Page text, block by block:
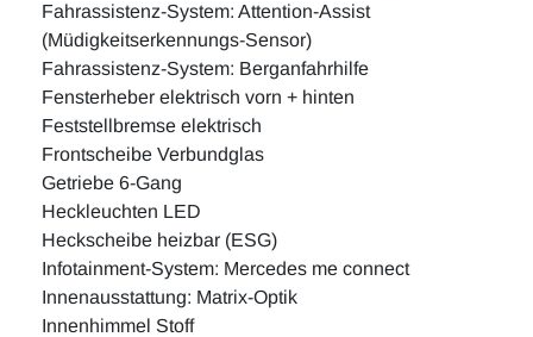
Fahrassistenz-System: Attention-Assist
(Müdigkeitserkennungs-Sensor)
Fahrassistenz-System: Berganfahrhilfe
Fensterheber elektrisch vorn + hinten
Feststellbremse elektrisch
Frontscheibe Verbundglas
Getriebe 6-Gang
Heckleuchten LED
Heckscheibe heizbar (ESG)
Infotainment-System: Mercedes me connect
Innenausstattung: Matrix-Optik
Innenhimmel Stoff